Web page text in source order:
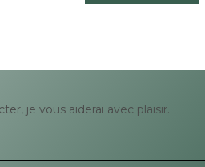
je vous aiderai avec plaisir.